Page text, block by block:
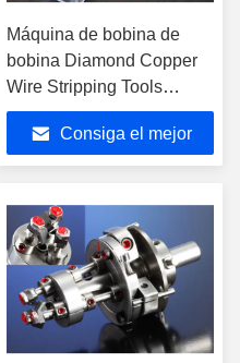
Máquina de bobina de
bobina Diamond Copper
Wire Stripping Tools
PPKL1.8-2.8mm
Consiga el mejor